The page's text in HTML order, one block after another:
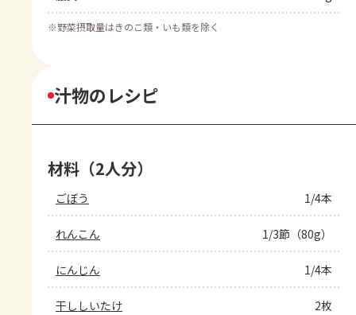
※野菜摂取量はきのこ類・いも類を除く
汁物のレシピ
材料（2人分）
ごぼう 1/4本
れんこん 1/3節（80g）
にんじん 1/4本
干ししいたけ 2枚